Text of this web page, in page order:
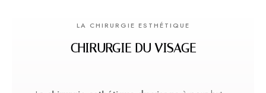
LA CHIRURGIE ESTHÉTIQUE
CHIRURGIE DU VISAGE